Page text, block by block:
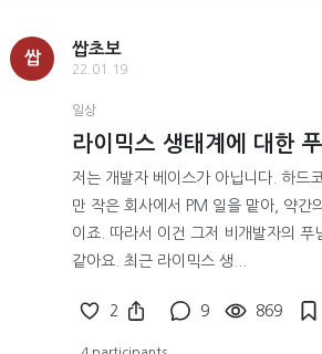
쌉
쌉초보
22.01.19
일상
라이믹스 생태계에 대한
저는 개발자 베이스가 아닙니다. 하드
만 작은 회사에서 PM 일을 맡아, 약간
이죠. 따라서 이건 그저 비개발자의 푸
같아요. 최근 라이믹스 생...
2 9 869